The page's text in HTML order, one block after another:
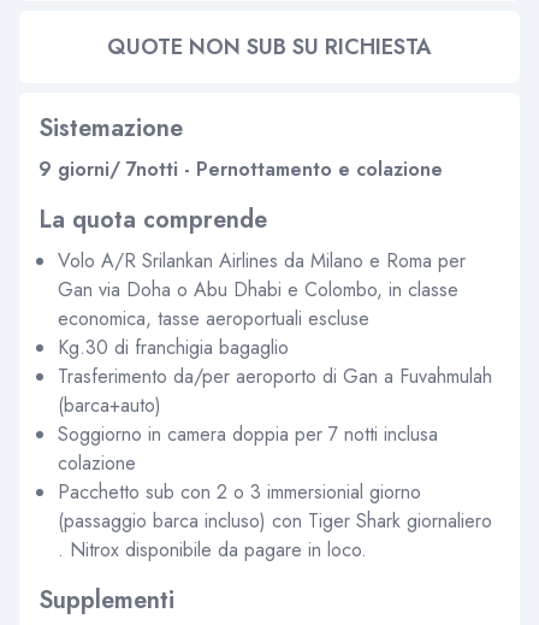
QUOTE NON SUB SU RICHIESTA
Sistemazione
9 giorni/ 7notti - Pernottamento e colazione
La quota comprende
Volo A/R Srilankan Airlines da Milano e Roma per
Gan via Doha o Abu Dhabi e Colombo, in classe
economica, tasse aeroportuali escluse
Kg.30 di franchigia bagaglio
Trasferimento da/per aeroporto di Gan a Fuvahmulah
(barca+auto)
Soggiorno in camera doppia per 7 notti inclusa
colazione
Pacchetto sub con 2 o 3 immersionial giorno
(passaggio barca incluso) con Tiger Shark giornaliero
. Nitrox disponibile da pagare in loco.
Supplementi